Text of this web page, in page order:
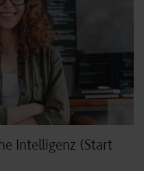
Intelligenz (Start